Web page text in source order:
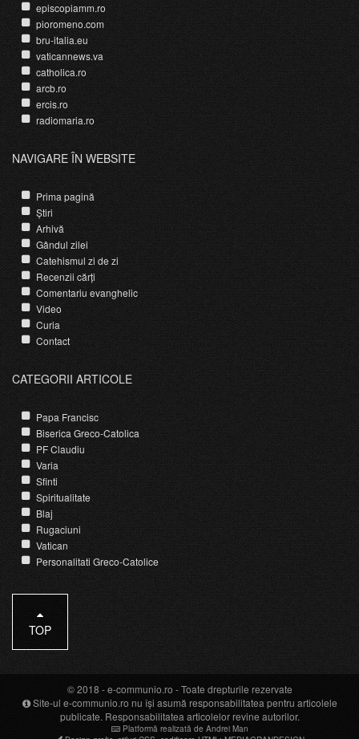
episcopiamm.ro
pioromeno.com
bru-italia.eu
vaticannews.va
catholica.ro
arcb.ro
ercis.ro
radiomaria.ro
NAVIGARE ÎN WEBSITE
Prima pagină
Știri
Arhivă
Gândul zilei
Catehismul zi de zi
Recenzii cărți
Comentariu evanghelic
Video
Curia
Contact
CATEGORII ARTICOLE
Papa Francisc
Biserica Greco-Catolica
PF Claudiu
Varia
Sfinti
Spiritualitate
Blaj
Rugaciuni
Vatican
Personalitati Greco-Catolice
TOP
© 2018 -e-communio.ro - Toate drepturile rezervate
Site-ul e-communio.ro nu își asumă responsabilitatea pentru articolele
publicate. Responsabilitatea articolelor revine autorilor.
Platformă realizată de Andrei Man